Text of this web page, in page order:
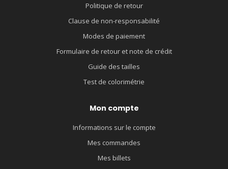
Politique de retour
Clause de non-responsabilité
Modes de paiement
Formulaire de retour et note de crédit
Guide des tailles
Test de colorimétrie
Mon compte
Informations sur le compte
Mes commandes
Mes billets